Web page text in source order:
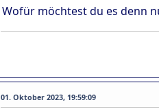
Wofür möchtest du es denn
01. Oktober 2023, 19:59:09